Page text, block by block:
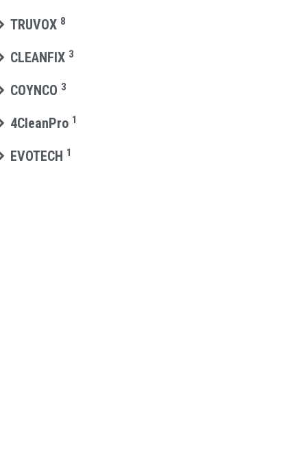
TRUVOX 8
CLEANFIX 3
COYNCO 3
4CleanPro 1
EVOTECH 1